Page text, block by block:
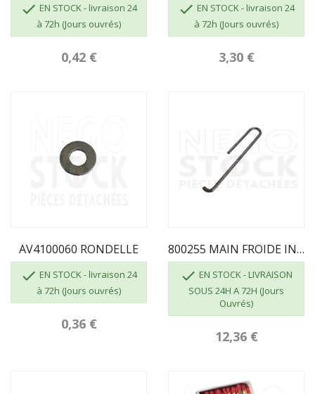
 EN STOCK - livraison 24
à 72h (Jours ouvrés)
0,42 €
 EN STOCK - livraison 24
à 72h (Jours ouvrés)
3,30 €
AV4100060 RONDELLE
 EN STOCK - livraison 24
à 72h (Jours ouvrés)
0,36 €
800255 MAIN FROIDE INVICTA DEVILLE
 EN STOCK - LIVRAISON
SOUS 24H A 72H (Jours
Ouvrés)
12,36 €